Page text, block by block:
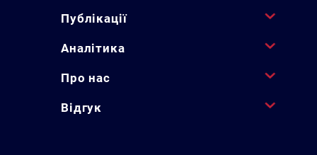
Публікації
Аналітика
Про нас
Відгук